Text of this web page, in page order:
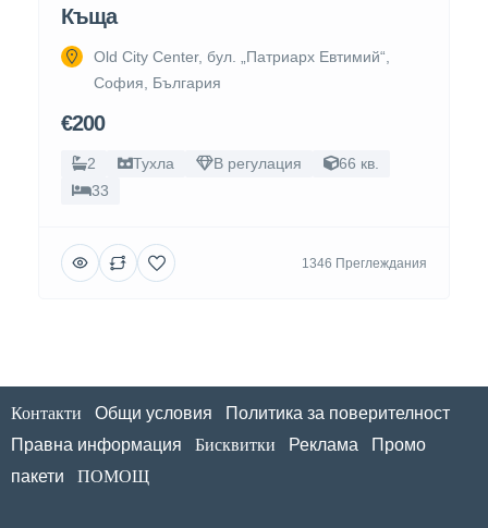
Къща
Old City Center, бул. „Патриарх Евтимий“,
София, България
€200
2 Тухла В регулация
66 кв.
33
1346 Преглеждания
Контакти Общи условия
Политика за поверителност
Правна информация
Бисквитки Реклама
Промо
пакети
ПОМОЩ